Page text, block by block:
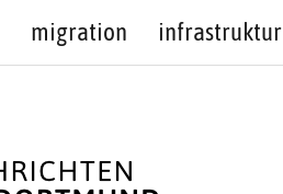
migration infrastruktur